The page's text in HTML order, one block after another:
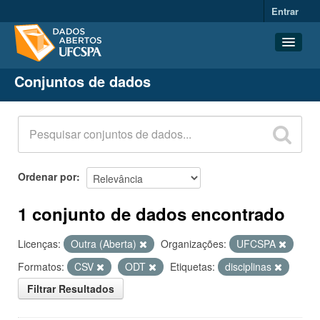
Entrar
Conjuntos de dados
Organizações
Grupos
Sobre
Conjuntos de dados
Ordenar por
1 conjunto de dados encontrado
Licenças: Outra (Aberta) Organizações:
UFCSPA
Formatos:
CSV ODT Etiquetas:
disciplinas
Filtrar Resultados